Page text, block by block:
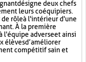
désigne deux chefs
leurs coéquipiers.
de rôle à l'intérieur d'une
À la première
l'équipe adverse et ainsi
élèves d’améliorer
compétitif sain et